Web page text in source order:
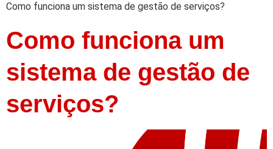
Como funciona um sistema de gestão de serviços?
Como funciona um
sistema de gestão de
serviços?